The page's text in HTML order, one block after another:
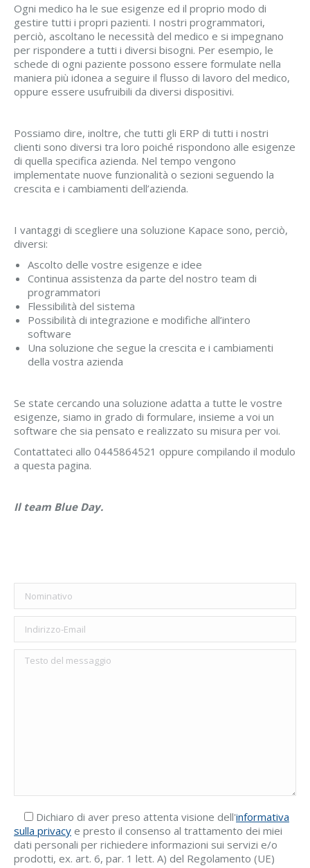
Ogni medico ha le sue esigenze ed il proprio modo di
gestire tutti i propri pazienti. I nostri programmatori,
perciò, ascoltano le necessità del medico e si impegnano
per rispondere a tutti i diversi bisogni. Per esempio, le
schede di ogni paziente possono essere formulate nella
maniera più idonea a seguire il flusso di lavoro del medico,
oppure essere usufruibili da diversi dispositivi.
Possiamo dire, inoltre, che tutti gli ERP di tutti i nostri
clienti sono diversi tra loro poiché rispondono alle esigenze
di quella specifica azienda. Nel tempo vengono
implementate nuove funzionalità o sezioni seguendo la
crescita e i cambiamenti dell’azienda.
I vantaggi di scegliere una soluzione Kapace sono, perciò,
diversi:
Ascolto delle vostre esigenze e idee
Continua assistenza da parte del nostro team di
programmatori
Flessibilità del sistema
Possibilità di integrazione e modifiche all’intero
software
Una soluzione che segue la crescita e i cambiamenti
della vostra azienda
Se state cercando una soluzione adatta a tutte le vostre
esigenze, siamo in grado di formulare, insieme a voi un
software che sia pensato e realizzato su misura per voi.
Contattateci allo 0445864521 oppure compilando il modulo
a questa pagina.
Il team Blue Day.
Dichiaro di aver preso attenta visione dell'informativa
sulla privacy e presto il consenso al trattamento dei miei
dati personali per richiedere informazioni sui servizi e/o
prodotti, ex. art. 6, par. 1 lett. A) del Regolamento (UE)